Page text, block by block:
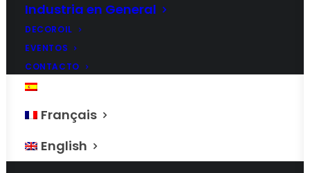
Industria en General
DECOROIL
EVENTOS
CONTACTO
Français
English
Tecnargilla 2016